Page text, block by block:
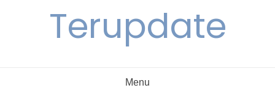
Terupdate
Menu